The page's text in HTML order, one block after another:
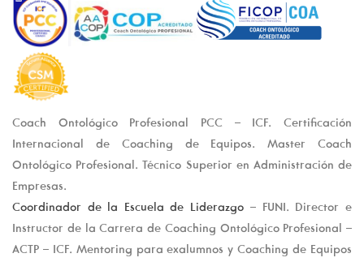
Coach Ontológico Profesional PCC – ICF. Certificación
Internacional de Coaching de Equipos. Master Coach
Ontológico Profesional. Técnico Superior en Administración de
Empresas.
Coordinador de la Escuela de Liderazgo – FUNI. Director e
Instructor de la Carrera de Coaching Ontológico Profesional –
ACTP – ICF. Mentoring para exalumnos y Coaching de Equipos